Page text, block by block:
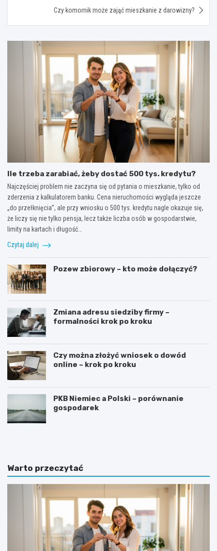
Czy komornik może zająć mieszkanie z darowizny?
Ile trzeba zarabiać, żeby dostać 500 tys. kredytu?
Najczęściej problem nie zaczyna się od pytania o mieszkanie, tylko od
zderzenia z kalkulatorem banku. Cena nieruchomości wygląda jeszcze
„do przełknięcia”, ale przy wniosku o 500 tys. kredytu nagle okazuje się,
że liczy się nie tylko pensja, lecz także liczba osób w gospodarstwie,
limity na kartach i długość…
Czytaj dalej
Pozew zbiorowy – kto może dołączyć?
Zmiana adresu siedziby firmy –
formalności krok po kroku
Czy można złożyć wniosek o dowód
online – krok po kroku
PKB Niemiec a Polski – porównanie
gospodarek
G
y
w
z
J
p
i
s
Warto przeczytać